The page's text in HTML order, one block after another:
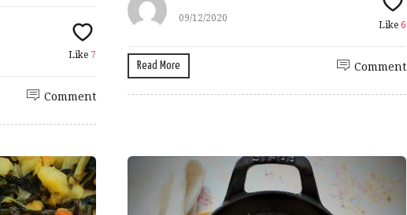
Like 7
Comment
09/12/2020
Like 6
Read More Comment